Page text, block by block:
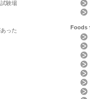
験場
った
Foods